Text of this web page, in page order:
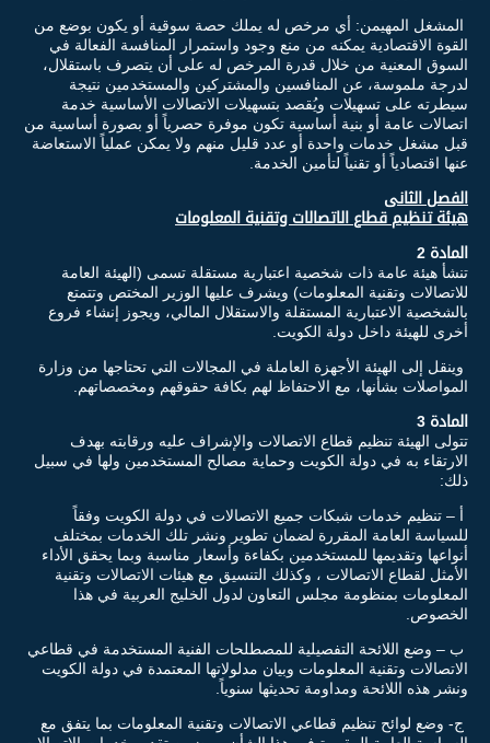
المشغل المهيمن: أي مرخص له يملك حصة سوقية أو يكون بوضع من
القوة الاقتصادية يمكنه من منع وجود واستمرار المنافسة الفعالة في
السوق المعنية من خلال قدرة المرخص له على أن يتصرف باستقلال،
لدرجة ملموسة، عن المنافسين والمشتركين والمستخدمين نتيجة
سيطرته على تسهيلات ويُقصد بتسهيلات الاتصالات الأساسية خدمة
اتصالات عامة أو بنية أساسية تكون موفرة حصرياً أو بصورة أساسية من
قبل مشغل خدمات واحدة أو عدد قليل منهم ولا يمكن عملياً الاستعاضة
عنها اقتصادياً أو تقنياً لتأمين الخدمة.
الفصل الثانى
هيئة تنظيم قطاع الاتصالات وتقنية المعلومات
المادة 2
تنشأ هيئة عامة ذات شخصية اعتبارية مستقلة تسمى (الهيئة العامة
للاتصالات وتقنية المعلومات) ويشرف عليها الوزير المختص وتتمتع
بالشخصية الاعتبارية المستقلة والاستقلال المالي، ويجوز إنشاء فروع
أخرى للهيئة داخل دولة الكويت.
وينقل إلى الهيئة الأجهزة العاملة في المجالات التي تحتاجها من وزارة
المواصلات بشأنها، مع الاحتفاظ لهم بكافة حقوقهم ومخصصاتهم.
المادة 3
تتولى الهيئة تنظيم قطاع الاتصالات والإشراف عليه ورقابته بهدف
الارتقاء به في دولة الكويت وحماية مصالح المستخدمين ولها في سبيل
ذلك:
أ – تنظيم خدمات شبكات جميع الاتصالات في دولة الكويت وفقاً
للسياسة العامة المقررة لضمان تطوير ونشر تلك الخدمات بمختلف
أنواعها وتقديمها للمستخدمين بكفاءة وأسعار مناسبة وبما يحقق الأداء
الأمثل لقطاع الاتصالات ، وكذلك التنسيق مع هيئات الاتصالات وتقنية
المعلومات بمنظومة مجلس التعاون لدول الخليج العربية في هذا
الخصوص.
ب – وضع اللائحة التفصيلية للمصطلحات الفنية المستخدمة في قطاعي
الاتصالات وتقنية المعلومات وبيان مدلولاتها المعتمدة في دولة الكويت
ونشر هذه اللائحة ومداومة تحديثها سنوياً.
ج- وضع لوائح تنظيم قطاعي الاتصالات وتقنية المعلومات بما يتفق مع